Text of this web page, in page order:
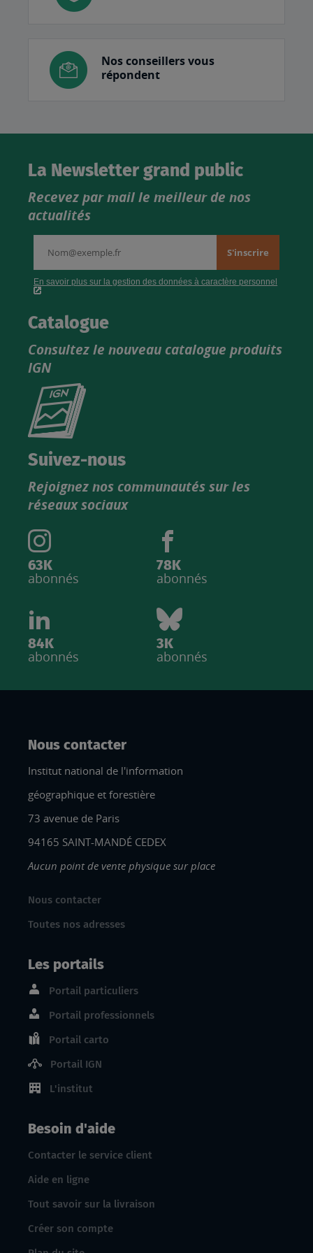
Nos conseillers vous
répondent
La Newsletter grand public
Recevez par mail le meilleur de nos
actualités
Catalogue
Consultez le nouveau catalogue produits
IGN
Consultez
catalogue
IGN
Suivez-nous
Rejoignez nos communautés sur les
réseaux sociaux
63K
abonnés
78K
abonnés
84K
abonnés
3K
abonnés
Nous contacter
Institut national de l'information
géographique et forestière
73 avenue de Paris
94165 SAINT-MANDÉ CEDEX
Aucun point de vente physique sur place
Nous contacter
Toutes nos adresses
Les portails
Portail particuliers
Portail professionnels
Portail carto
Portail IGN
L'institut
Besoin d'aide
Contacter le service client
Aide en ligne
Tout savoir sur la livraison
Créer son compte